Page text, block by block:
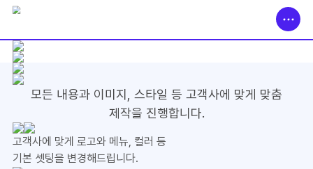
모든 내용과 이미지, 스타일 등 고객사에 맞게 맞춤
제작을 진행합니다.
고객사에 맞게 로고와 메뉴, 컬러 등
기본 셋팅을 변경해드립니다.